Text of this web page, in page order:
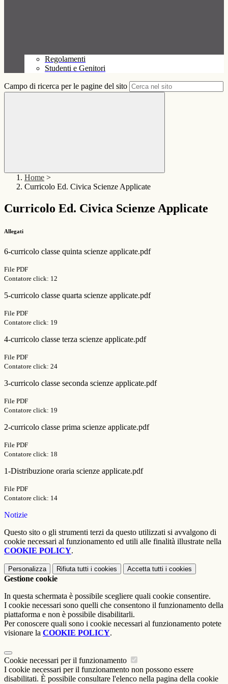
Regolamenti
Studenti e Genitori
Campo di ricerca per le pagine del sito
Home >
Curricolo Ed. Civica Scienze Applicate
Curricolo Ed. Civica Scienze Applicate
Allegati
6-curricolo classe quinta scienze applicate.pdf
File PDF
Contatore click: 12
5-curricolo classe quarta scienze applicate.pdf
File PDF
Contatore click: 19
4-curricolo classe terza scienze applicate.pdf
File PDF
Contatore click: 24
3-curricolo classe seconda scienze applicate.pdf
File PDF
Contatore click: 19
2-curricolo classe prima scienze applicate.pdf
File PDF
Contatore click: 18
1-Distribuzione oraria scienze applicate.pdf
File PDF
Contatore click: 14
Notizie
Questo sito o gli strumenti terzi da questo utilizzati si avvalgono di
cookie necessari al funzionamento ed utili alle finalità illustrate nella
COOKIE POLICY.
Personalizza Rifiuta tutti i cookies Accetta tutti i cookies
Gestione cookie
In questa schermata è possibile scegliere quali cookie consentire.
I cookie necessari sono quelli che consentono il funzionamento della
piattaforma e non è possibile disabilitarli.
Per conoscere quali sono i cookie necessari al funzionamento potete
visionare la COOKIE POLICY.
Cookie necessari per il funzionamento
I cookie necessari per il funzionamento non possono essere
disabilitati. È possibile consultare l'elenco nella pagina della cookie